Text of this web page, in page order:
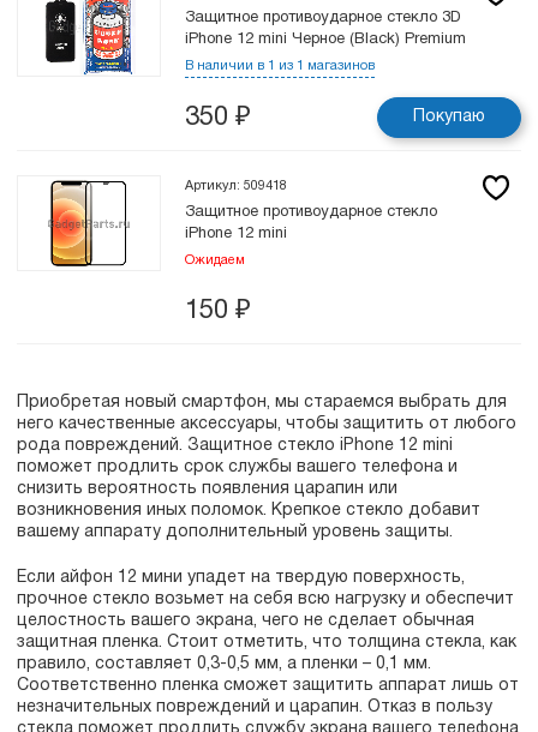
Защитное противоударное стекло 3D
iPhone 12 mini Черное (Black) Premium
В наличии в 1 из 1 магазинов
350 ₽ Покупаю
Артикул: 509418
Защитное противоударное стекло
iPhone 12 mini
Ожидаем
150 ₽
Приобретая новый смартфон, мы стараемся выбрать для
него качественные аксессуары, чтобы защитить от любого
рода повреждений. Защитное стекло iPhone 12 mini
поможет продлить срок службы вашего телефона и
снизить вероятность появления царапин или
возникновения иных поломок. Крепкое стекло добавит
вашему аппарату дополнительный уровень защиты.
Если айфон 12 мини упадет на твердую поверхность,
прочное стекло возьмет на себя всю нагрузку и обеспечит
целостность вашего экрана, чего не сделает обычная
защитная пленка. Стоит отметить, что толщина стекла, как
правило, составляет 0,3-0,5 мм, а пленки – 0,1 мм.
Соответственно пленка сможет защитить аппарат лишь от
незначительных повреждений и царапин. Отказ в пользу